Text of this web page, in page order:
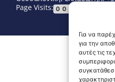
Για να
για την
αυτές τις
Page Visits: 00057